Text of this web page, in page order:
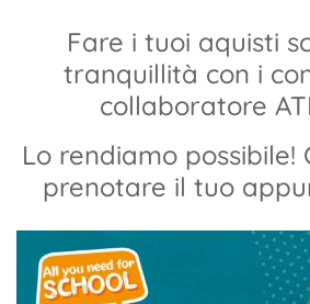
Fare i tuoi aquisti
tranquillità con i
collaboratore
Lo rendiamo possibile!
prenotare il tuo